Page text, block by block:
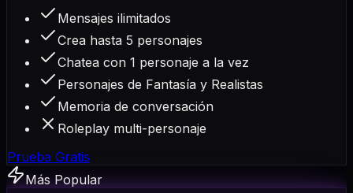
Mensajes ilimitados
Crea hasta 5 personajes
Chatea con 1 personaje a la vez
Personajes de Fantasía y Realistas
Memoria de conversación
Roleplay multi-personaje
Prueba Gratis
Más Popular